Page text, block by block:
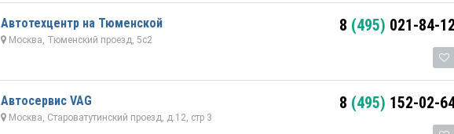
Автотехцентр на Тюменской
Москва, Тюменский проезд, 5с2
8 (495) 021-84-12
Автосервис VAG
Москва, Староватутинский проезд, д.12, стр 3
8 (495) 152-02-